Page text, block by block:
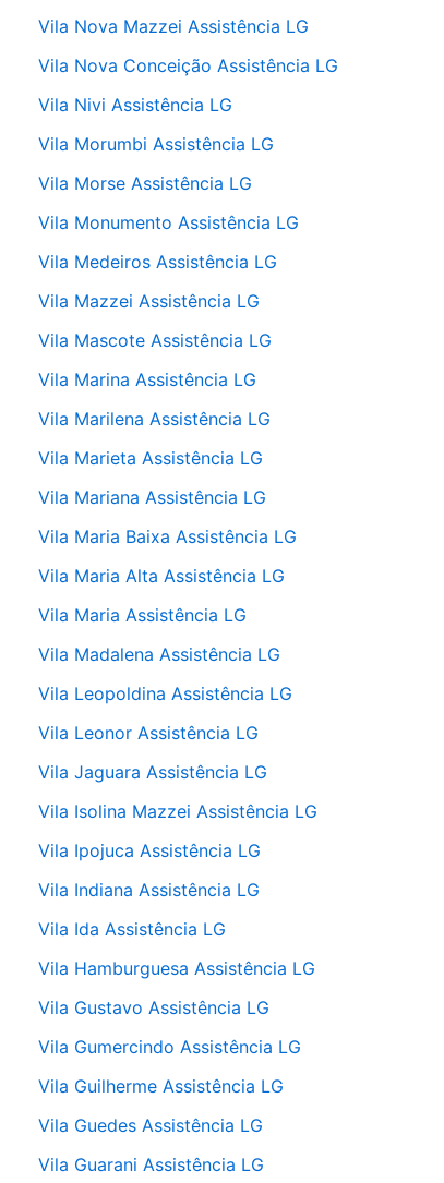
Vila Nova Mazzei Assistência LG
Vila Nova Conceição Assistência LG
Vila Nivi Assistência LG
Vila Morumbi Assistência LG
Vila Morse Assistência LG
Vila Monumento Assistência LG
Vila Medeiros Assistência LG
Vila Mazzei Assistência LG
Vila Mascote Assistência LG
Vila Marina Assistência LG
Vila Marilena Assistência LG
Vila Marieta Assistência LG
Vila Mariana Assistência LG
Vila Maria Baixa Assistência LG
Vila Maria Alta Assistência LG
Vila Maria Assistência LG
Vila Madalena Assistência LG
Vila Leopoldina Assistência LG
Vila Leonor Assistência LG
Vila Jaguara Assistência LG
Vila Isolina Mazzei Assistência LG
Vila Ipojuca Assistência LG
Vila Indiana Assistência LG
Vila Ida Assistência LG
Vila Hamburguesa Assistência LG
Vila Gustavo Assistência LG
Vila Gumercindo Assistência LG
Vila Guilherme Assistência LG
Vila Guedes Assistência LG
Vila Guarani Assistência LG